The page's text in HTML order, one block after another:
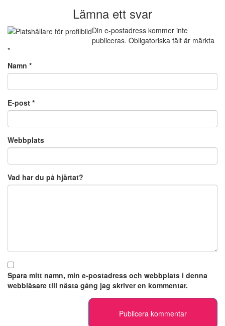
Lämna ett svar
Din e-postadress kommer inte
publiceras. Obligatoriska fält är märkta
*
Namn *
E-post *
Webbplats
Vad har du på hjärtat?
Spara mitt namn, min e-postadress och webbplats i denna
webbläsare till nästa gång jag skriver en kommentar.